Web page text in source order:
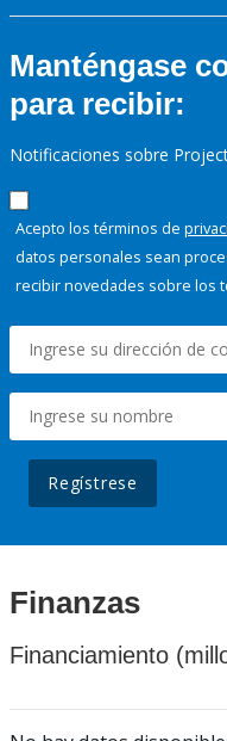
Manténgase
para recibir:
Notificaciones sobre
Acepto los términos de
datos personales sean
recibir novedades sobre los
Regístrese
Finanzas
Financiamiento